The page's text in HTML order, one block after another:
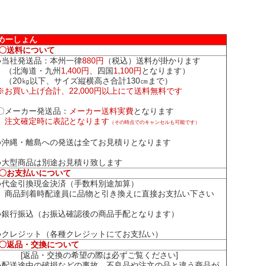
ーしょん
送料について
当社発送品：本州一律880円
（税込）送料が掛かります
（北海道・九州 1,400円 、四国 1,100円 となります）
（20㎏以下、サイズ縦横高さ合計130㎝まで）
お買い上げ合計、22,000円以上にて送料無料です
メーカー発送品： メーカー送料実費となります
注文確定時に表記となります （その時点でのキャンセルも可能です）
沖縄・離島への発送は全てお見積りとなります
大型商品は別途お見積り致します
お支払いについて
代金引換現金決済（手数料別途加算）
商品到着時配達員に品物と引き換えに直接お支払い下さい
銀行振込（お振込確認後の商品手配となります）
クレジット（各種クレジットにてお支払い）
返品・交換について
[返品・交換の希望の際は必ずご覧ください]